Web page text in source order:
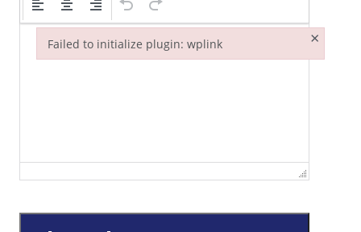
Failed to initialize plugin: wplink ×
Failed to initialize plugin: wplink